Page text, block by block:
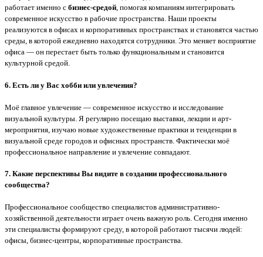
работает именно с бизнес-средой, помогая компаниям интегрировать
современное искусство в рабочие пространства. Наши проекты
реализуются в офисах и корпоративных пространствах и становятся частью
среды, в которой ежедневно находятся сотрудники. Это меняет восприятие
офиса — он перестает быть только функциональным и становится
культурной средой.
6. Есть ли у Вас хобби или увлечения?
Моё главное увлечение — современное искусство и исследование
визуальной культуры. Я регулярно посещаю выставки, лекции и арт-
мероприятия, изучаю новые художественные практики и тенденции в
визуальной среде городов и офисных пространств. Фактически моё
профессиональное направление и увлечение совпадают.
7. Какие перспективы Вы видите в создании профессионального
сообщества?
Профессиональное сообщество специалистов административно-
хозяйственной деятельности играет очень важную роль. Сегодня именно
эти специалисты формируют среду, в которой работают тысячи людей:
офисы, бизнес-центры, корпоративные пространства.